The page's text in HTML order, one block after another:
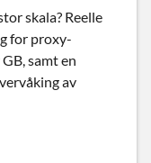
skala? Reelle
for proxy-
samt en
av